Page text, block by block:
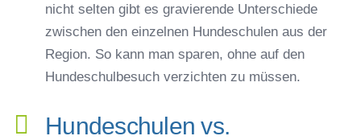
nicht selten gibt es gravierende Unterschiede
zwischen den einzelnen Hundeschulen aus der
Region. So kann man sparen, ohne auf den
Hundeschulbesuch verzichten zu müssen.
Hundeschulen vs.